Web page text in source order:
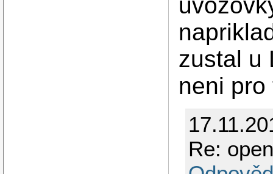
zustal u
neni pro
Re: